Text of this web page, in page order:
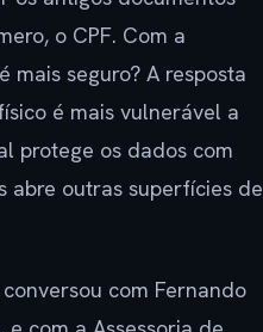
o CPF. Com a
seguro? A resposta
é mais vulnerável a
protege os dados com
abre outras superfícies de
com Fernando